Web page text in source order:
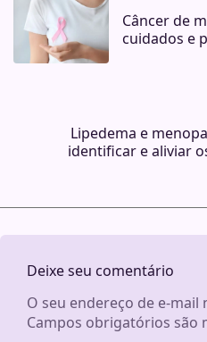
Câncer de
cuidados e
Lipedema e
identificar e aliviar
Deixe seu comentário
O seu endereço de e-mail
Campos obrigatórios são